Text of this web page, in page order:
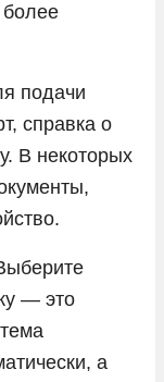
подачи
справка о
В некоторых
— это
а